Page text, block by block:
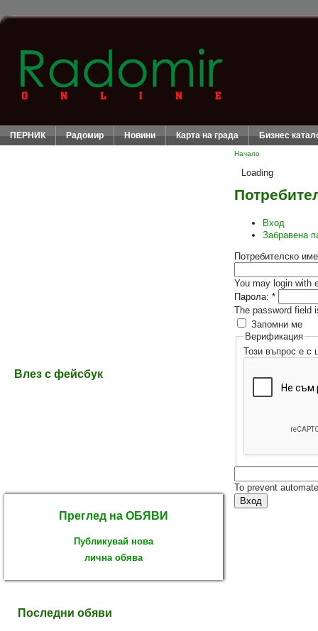
ПЕРНИК Радомир Новини Карта на града Бизнес
Влез с фейсбук
Преглед на ОБЯВИ
Публикувай нова
лична обява
Последни обяви
Начало
Loading
Вход
Забравена
Потребителско
You may login with
Парола: *
The password field
Запомни ме
Верификация
Този въпрос е с
To prevent